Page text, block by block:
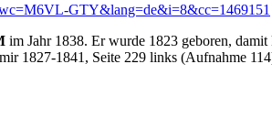
GTY&lang=de&i=8&cc=1469151
im Jahr 1838. Er wurde 1823 geboren,
1827-1841, Seite 229 links (Aufnahme